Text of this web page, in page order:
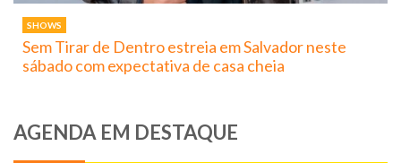
SHOWS
Sem Tirar de Dentro estreia em Salvador neste
sábado com expectativa de casa cheia
AGENDA EM DESTAQUE